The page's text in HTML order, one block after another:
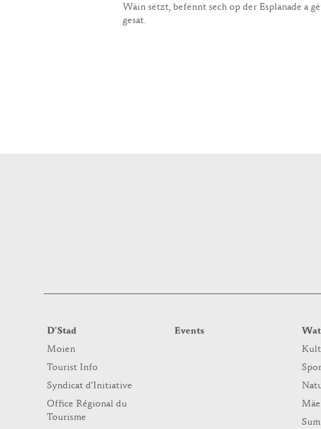
Wäin sëtzt, befënnt sech op der Esplanade a
gesat.
D’Stad
Moien
Tourist Info
Syndicat d’Initiative
Office Régional du
Tourisme
Events